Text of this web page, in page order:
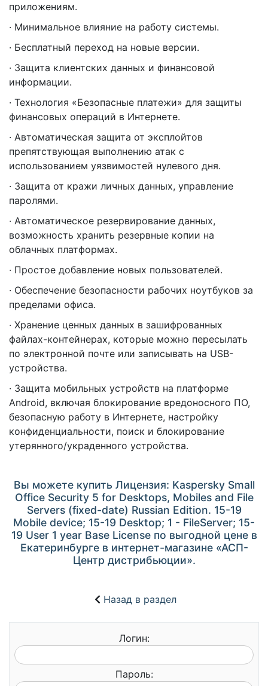
приложениям.
· Минимальное влияние на работу системы.
· Бесплатный переход на новые версии.
· Защита клиентских данных и финансовой
информации.
· Технология «Безопасные платежи» для защиты
финансовых операций в Интернете.
· Автоматическая защита от эксплойтов
препятствующая выполнению атак с
использованием уязвимостей нулевого дня.
· Защита от кражи личных данных, управление
паролями.
· Автоматическое резервирование данных,
возможность хранить резервные копии на
облачных платформах.
· Простое добавление новых пользователей.
· Обеспечение безопасности рабочих ноутбуков за
пределами офиса.
· Хранение ценных данных в зашифрованных
файлах-контейнерах, которые можно пересылать
по электронной почте или записывать на USB-
устройства.
· Защита мобильных устройств на платформе
Android, включая блокирование вредоносного ПО,
безопасную работу в Интернете, настройку
конфиденциальности, поиск и блокирование
утерянного/украденного устройства.
Вы можете купить Лицензия: Kaspersky Small
Office Security 5 for Desktops, Mobiles and File
Servers (fixed-date) Russian Edition. 15-19
Mobile device; 15-19 Desktop; 1 - FileServer; 15-
19 User 1 year Base License по выгодной цене в
Екатеринбурге в интернет-магазине «АСП-
Центр дистрибьюции».
Назад в раздел
Логин:
Пароль: